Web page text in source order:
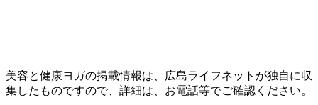
美容と健康ヨガの掲載情報は、広島ライフネットが独自に収
集したものですので、詳細は、お電話等でご確認ください。